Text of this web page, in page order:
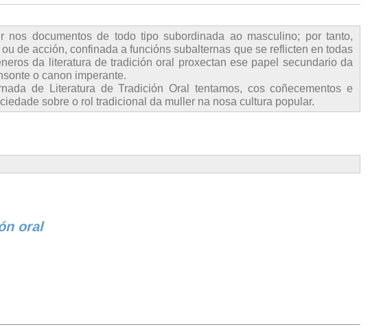
documentos de todo tipo subordinada ao masculino; por tanto,
de acción, confinada a funcións subalternas que se reflicten en todas
da literatura de tradición oral proxectan ese papel secundario da
o canon imperante.
de Literatura de Tradición Oral tentamos, cos coñecementos e
sobre o rol tradicional da muller na nosa cultura popular.
oral